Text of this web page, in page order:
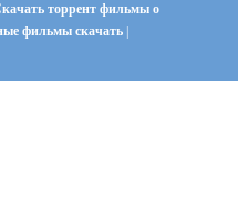
торрент фильмы о
фильмы скачать